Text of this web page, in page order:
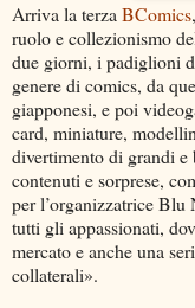
Arriva la terza BComics
ruolo e collezionismo
due giorni, i padiglioni
genere di comics, da
giapponesi, e poi
card, miniature,
divertimento di grandi e
contenuti e sorprese,
per l’organizzatrice Blu
tutti gli appassionati,
mercato e anche una
collaterali».